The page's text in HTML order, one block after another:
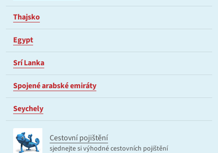
Thajsko
Egypt
Srí Lanka
Spojené arabské emiráty
Seychely
Cestovní pojištění
sjednejte si výhodné cestovních pojištění